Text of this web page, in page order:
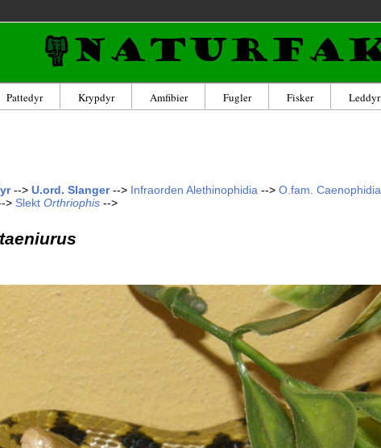
Pattedyr Krypdyr Amfibier Fugler Fisker Leddyr
--> U.ord. Slanger--> Infraorden Alethinophidia --> O.fam. Caenophidia
> Slekt Orthriophis -->